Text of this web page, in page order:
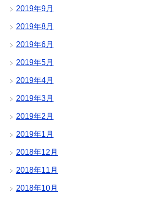
2019年9月
2019年8月
2019年6月
2019年5月
2019年4月
2019年3月
2019年2月
2019年1月
2018年12月
2018年11月
2018年10月